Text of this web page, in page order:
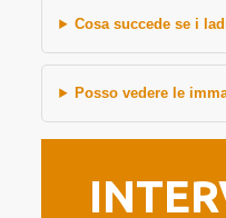
Cosa succede se i
Posso vedere le